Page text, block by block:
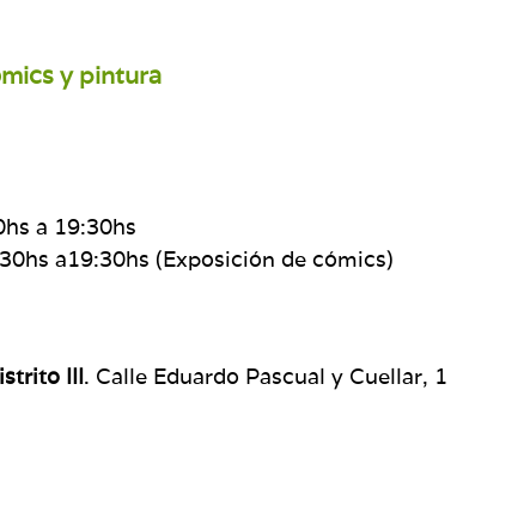
y pintura
a 19:30hs
a19:30hs (Exposición de cómics)
III. Calle Eduardo Pascual y Cuellar, 1